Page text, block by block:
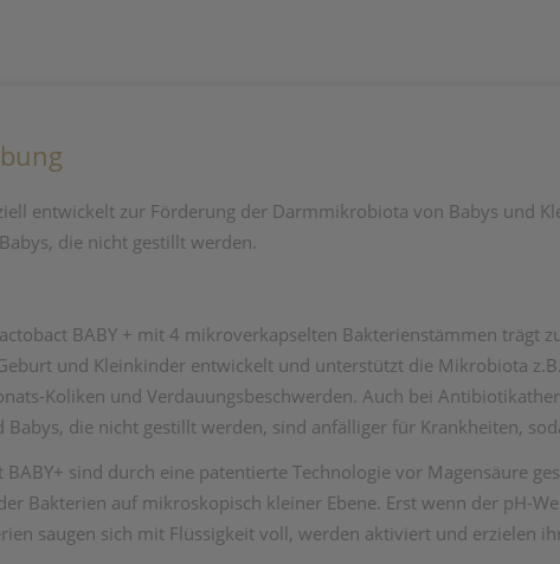
entwickelt zur Förderung der Darmmikrobiota von Babys und
die nicht gestillt werden.
BABY + mit 4 mikroverkapselten Bakterienstämmen trägt
und Kleinkinder entwickelt und unterstützt die Mikrobiota
Koliken und Verdauungsbeschwerden. Auch bei
Babys, die nicht gestillt werden, sind anfälliger für Krankheiten,
sind durch eine patentierte Technologie vor Magensäure
Bakterien auf mikroskopisch kleiner Ebene. Erst wenn der pH-
saugen sich mit Flüssigkeit voll, werden aktiviert und erzielen